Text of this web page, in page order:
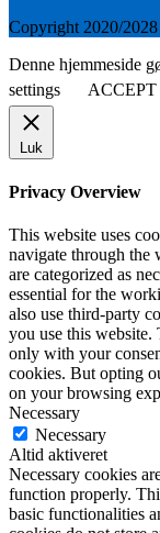
Copyright 2020/
Denne hjemmeside
settings
ACCEPT
Luk
Privacy Overview
This website uses
navigate through the
are categorized as
essential for the
also use third-party
you use this
only with your
cookies. But opting
on your browsing
Necessary
Necessary
Altid aktiveret
Necessary cookies
function properly.
basic functionalities